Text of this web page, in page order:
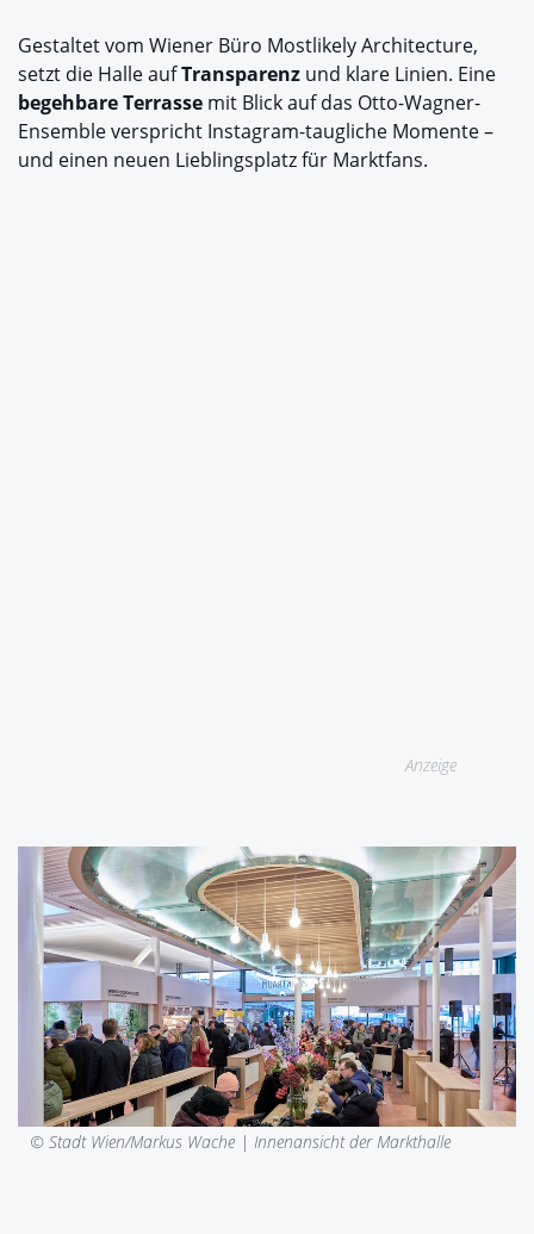
Gestaltet vom Wiener Büro Mostlikely Architecture,
setzt die Halle aufTransparenz und klare Linien. Eine
begehbare Terrasse mit Blick auf das Otto-Wagner-
Ensemble verspricht Instagram-taugliche Momente –
und einen neuen Lieblingsplatz für Marktfans.
Anzeige
© Stadt Wien/Markus Wache | Innenansicht der Markthalle